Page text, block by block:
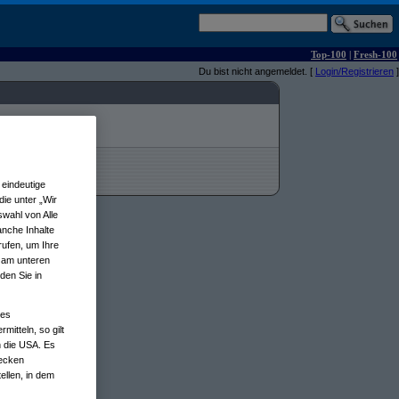
Top-100 | Fresh-100
Du bist nicht angemeldet. [ Login/Registrieren ]
unter „Wir
von Alle
Inhalte
um Ihre
unteren
Sie in
so gilt
die USA. Es
in dem